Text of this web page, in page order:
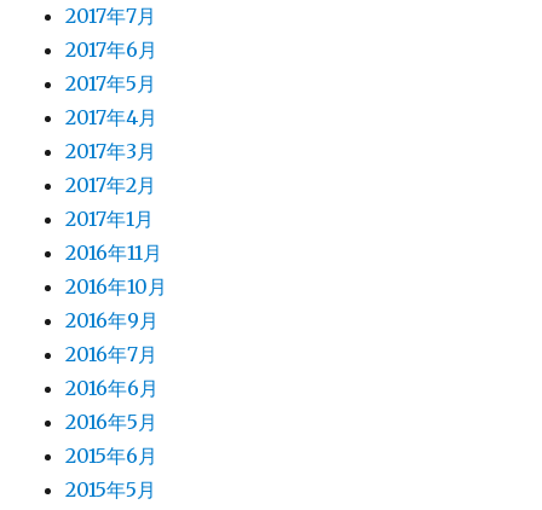
2017年7月
2017年6月
2017年5月
2017年4月
2017年3月
2017年2月
2017年1月
2016年11月
2016年10月
2016年9月
2016年7月
2016年6月
2016年5月
2015年6月
2015年5月